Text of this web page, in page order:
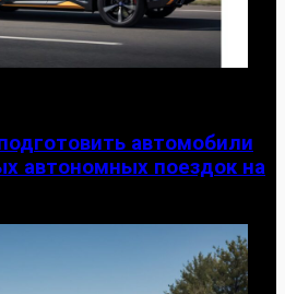
автомобили
автономных поездок на